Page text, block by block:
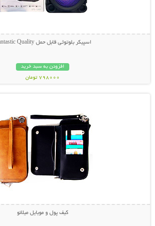
اسپیکر بلوتوثی قابل حمل Fantastic Quality
افزودن به سبد خرید
798000 تومان
نمایش توضیحات بیشتر
کیف پول و موبایل میلانو